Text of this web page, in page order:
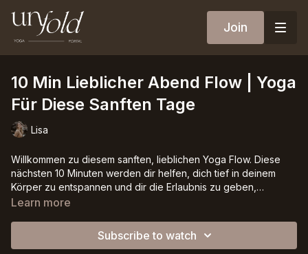
Join
10 Min Lieblicher Abend Flow | Yoga
Für Diese Sanften Tage
Lisa
Willkommen zu diesem sanften, lieblichen Yoga Flow. Diese
nächsten 10 Minuten werden dir helfen, dich tief in deinem
Körper zu entspannen und dir die Erlaubnis zu geben,
loszulassen und einfach zu sein.
Dieser Flow ist für diese sanften Tage gedacht, an denen du
Learn more
Subscribe to watch